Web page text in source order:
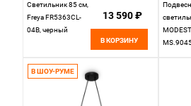
Светильник 85 см,
Freya FR5363CL-
04B, черный
13 590 ₽
В КОРЗИНУ
В ШОУ-РУМЕ